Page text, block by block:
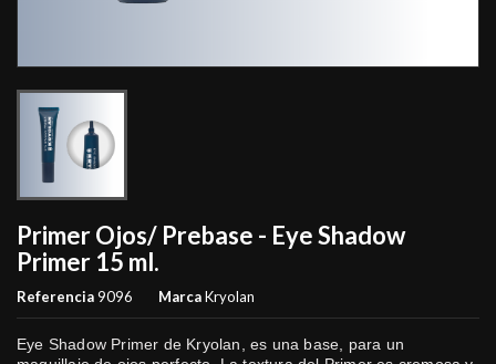
Primer Ojos/ Prebase - Eye Shadow
Primer 15 ml.
Referencia9096 MarcaKryolan
Eye Shadow Primer de Kryolan, es una base, para un